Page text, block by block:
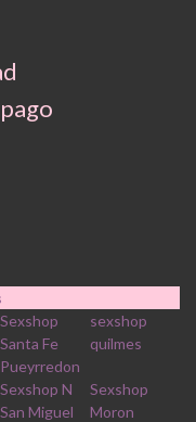
Sexshop
Santa Fe
Pueyrredon
sexshop
quilmes
Sexshop N
San Miguel
Sexshop
Moron